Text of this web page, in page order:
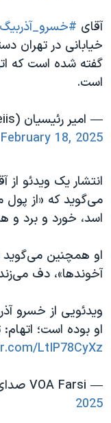
آقای #خسرو_آذربیگ
خیابانی در تهران
گفته شده است که
است.
— امير رئيسيان AMIR RAESIAN (@amirreiis)
February 18, 2025
انتشار یک ویدئو
می‌گوید که «از پول
اسد، خورد و برد و
او همچنین می‌گوید
آخوندها»، دف
ویدئویی از خسرو
او بوده است؛
LtIP78CyXz
— VOA Farsi صدای آمریکا (@VOAfarsi)
2025